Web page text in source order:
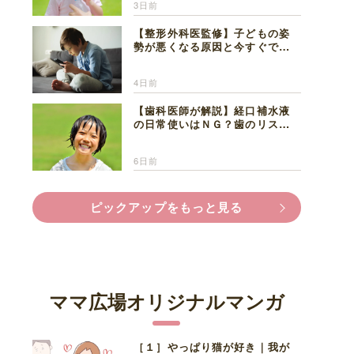
3日前
【整形外科医監修】子どもの姿
勢が悪くなる原因と今すぐでき
4日前
【歯科医師が解説】経口補水液
の日常使いはＮＧ？歯のリスク
6日前
ピックアップをもっと見る
ママ広場オリジナルマンガ
［１］やっぱり猫が好き｜我が